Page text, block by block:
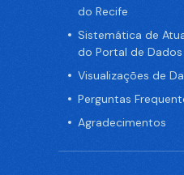
do Recife
Sistemática de
do Portal de
Visualizações de
Perguntas
Agradecimentos